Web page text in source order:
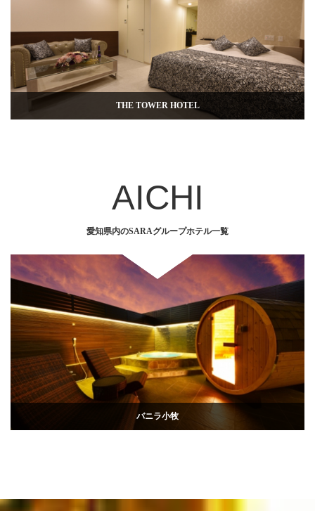
THE TOWER HOTEL
AICHI
愛知県内のSARAグループホテル一覧
バニラ小牧